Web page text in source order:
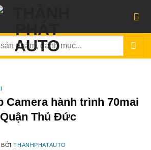
Camera hành trình 70mai
Thủ Đức
BỞITHANHPHATAUTO